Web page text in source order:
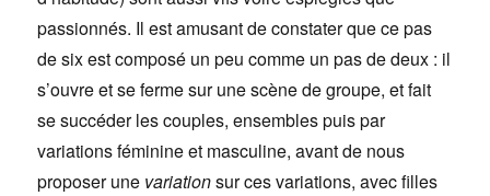
passionnés. Il est amusant de constater que ce pas
de six est composé un peu comme un pas de deux : il
s’ouvre et se ferme sur une scène de groupe, et fait
se succéder les couples, ensembles puis par
variations féminine et masculine, avant de nous
proposer une variationsur ces variations, avec filles